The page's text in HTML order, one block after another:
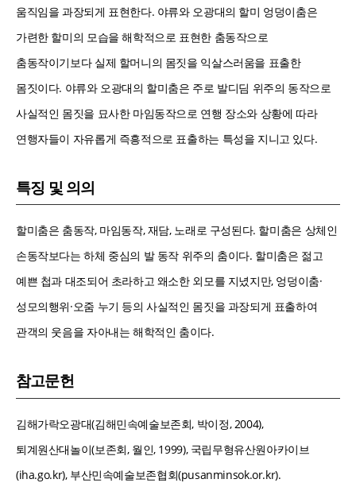
움직임을 과장되게 표현한다. 야류와 오광대의 할미 엉덩이춤은
가련한 할미의 모습을 해학적으로 표현한 춤동작으로
춤동작이기보다 실제 할머니의 몸짓을 익살스러움을 표출한
몸짓이다. 야류와 오광대의 할미춤은 주로 발디딤 위주의 동작으로
사실적인 몸짓을 묘사한 마임동작으로 연행 장소와 상황에 따라
연행자들이 자유롭게 즉흥적으로 표출하는 특성을 지니고 있다.
특징 및 의의
할미춤은 춤동작, 마임동작, 재담, 노래로 구성된다. 할미춤은 상체인
손동작보다는 하체 중심의 발 동작 위주의 춤이다. 할미춤은 젊고
예쁜 첩과 대조되어 초라하고 왜소한 외모를 지녔지만, 엉덩이춤·
성모의행위·오줌 누기 등의 사실적인 몸짓을 과장되게 표출하여
관객의 웃음을 자아내는 해학적인 춤이다.
참고문헌
김해가락오광대(김해민속예술보존회, 박이정, 2004),
퇴계원산대놀이(보존회, 월인, 1999), 국립무형유산원아카이브
(iha.go.kr), 부산민속예술보존협회(pusanminsok.or.kr).